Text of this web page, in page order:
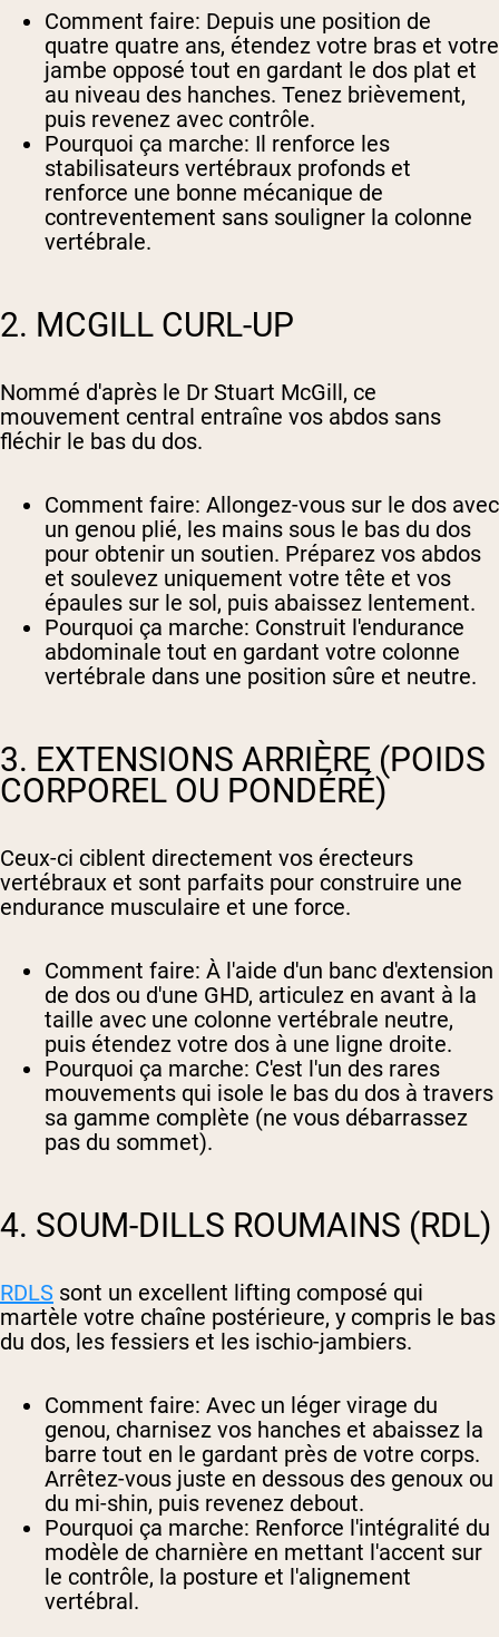
Comment faire: Depuis une position de
quatre quatre ans, étendez votre bras et votre
jambe opposé tout en gardant le dos plat et
au niveau des hanches. Tenez brièvement,
puis revenez avec contrôle.
Pourquoi ça marche: Il renforce les
stabilisateurs vertébraux profonds et
renforce une bonne mécanique de
contreventement sans souligner la colonne
vertébrale.
2. MCGILL CURL-UP
Nommé d'après le Dr Stuart McGill, ce
mouvement central entraîne vos abdos sans
fléchir le bas du dos.
Comment faire: Allongez-vous sur le dos avec
un genou plié, les mains sous le bas du dos
pour obtenir un soutien. Préparez vos abdos
et soulevez uniquement votre tête et vos
épaules sur le sol, puis abaissez lentement.
Pourquoi ça marche: Construit l'endurance
abdominale tout en gardant votre colonne
vertébrale dans une position sûre et neutre.
3. EXTENSIONS ARRIÈRE (POIDS
CORPOREL OU PONDÉRÉ)
Ceux-ci ciblent directement vos érecteurs
vertébraux et sont parfaits pour construire une
endurance musculaire et une force.
Comment faire: À l'aide d'un banc d'extension
de dos ou d'une GHD, articulez en avant à la
taille avec une colonne vertébrale neutre,
puis étendez votre dos à une ligne droite.
Pourquoi ça marche: C'est l'un des rares
mouvements qui isole le bas du dos à travers
sa gamme complète (ne vous débarrassez
pas du sommet).
4. SOUM-DILLS ROUMAINS (RDL)
RDLS sont un excellent lifting composé qui
martèle votre chaîne postérieure, y compris le bas
du dos, les fessiers et les ischio-jambiers.
Comment faire: Avec un léger virage du
genou, charnisez vos hanches et abaissez la
barre tout en le gardant près de votre corps.
Arrêtez-vous juste en dessous des genoux ou
du mi-shin, puis revenez debout.
Pourquoi ça marche: Renforce l'intégralité du
modèle de charnière en mettant l'accent sur
le contrôle, la posture et l'alignement
vertébral.